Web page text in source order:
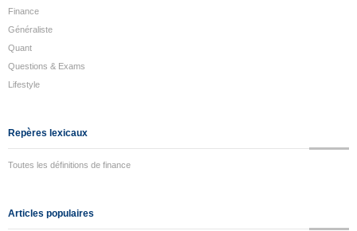
Finance
Généraliste
Quant
Questions & Exams
Lifestyle
Repères lexicaux
Toutes les définitions de finance
Articles populaires